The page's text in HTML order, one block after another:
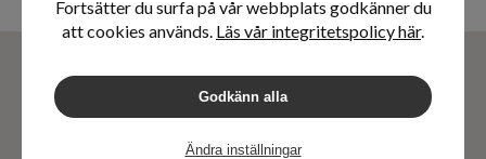
Fortsätter du surfa på vår webbplats godkänner du
att cookies används. Läs vår integritetspolicy här.
Godkänn alla
Ändra inställningar